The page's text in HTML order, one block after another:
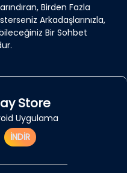
Birden Fazla
Arkadaşlarınızla,
Bir Sohbet
Store
Uygulama
İNDİR